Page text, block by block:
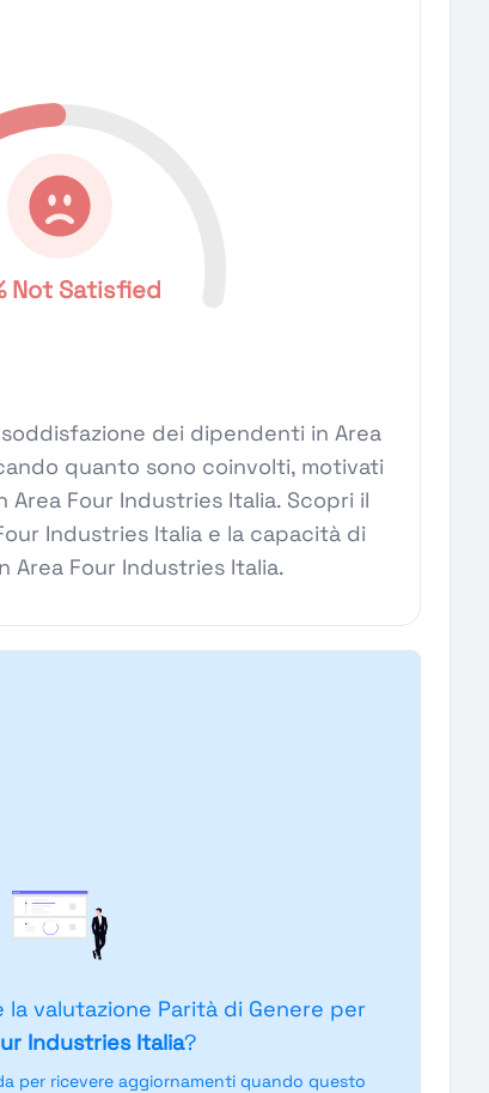
Not Satisfied
dei dipendenti in Area
quanto sono coinvolti, motivati
Area Four Industries Italia. Scopri il
Industries Italia e la capacità di
Area Four Industries Italia.
valutazione Parità di Genere per
Industries Italia?
per ricevere aggiornamenti quando questo